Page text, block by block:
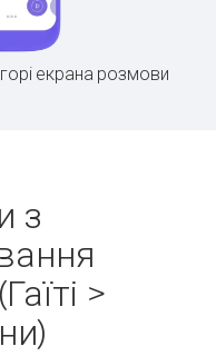
екрана розмови
з
>